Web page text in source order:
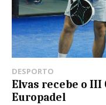
DESPORTO
Elvas recebe o III
Europadel